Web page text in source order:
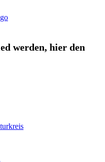
werden, hier den